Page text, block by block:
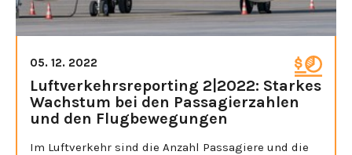
05. 12. 2022
Luftverkehrsreporting 2|2022: Starkes
Wachstum bei den Passagierzahlen
und den Flugbewegungen
Im Luftverkehr sind die Anzahl Passagiere und die